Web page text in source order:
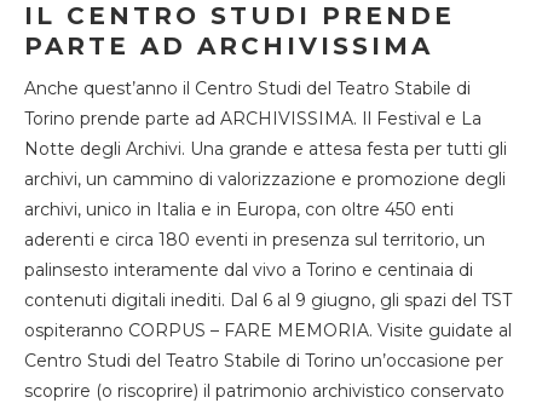
IL CENTRO STUDI PRENDE
PARTE AD ARCHIVISSIMA
Anche quest’anno il Centro Studi del Teatro Stabile di
Torino prende parte ad ARCHIVISSIMA. Il Festival e La
Notte degli Archivi. Una grande e attesa festa per tutti gli
archivi, un cammino di valorizzazione e promozione degli
archivi, unico in Italia e in Europa, con oltre 450 enti
aderenti e circa 180 eventi in presenza sul territorio, un
palinsesto interamente dal vivo a Torino e centinaia di
contenuti digitali inediti. Dal 6 al 9 giugno, gli spazi del TST
ospiteranno CORPUS – FARE MEMORIA. Visite guidate al
Centro Studi del Teatro Stabile di Torino un’occasione per
scoprire (o riscoprire) il patrimonio archivistico conservato